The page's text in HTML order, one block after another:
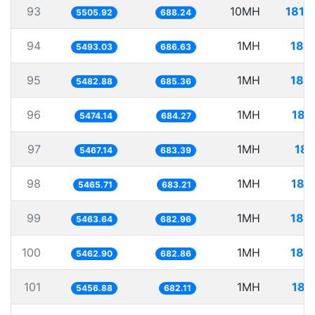
93 5505.92 688.24 10MH
94 5493.03 686.63 1MH
95 5482.88 685.36 1MH
96 5474.14 684.27 1MH
97 5467.14 683.39 1MH
98 5465.71 683.21 1MH
99 5463.64 682.96 1MH
100 5462.90 682.86 1MH
101 5456.88 682.11 1MH